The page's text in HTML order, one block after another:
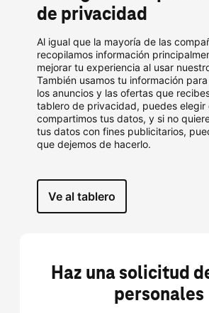
de privacidad
Al igual que la mayoría de las
recopilamos información
mejorar tu experiencia al usar
También usamos tu información
los anuncios y las ofertas que
tablero de privacidad, puedes elegir
compartimos tus datos, y si no
tus datos con fines publicitarios,
que dejemos de hacerlo.
Ve al tablero
Haz una solicitud
personales